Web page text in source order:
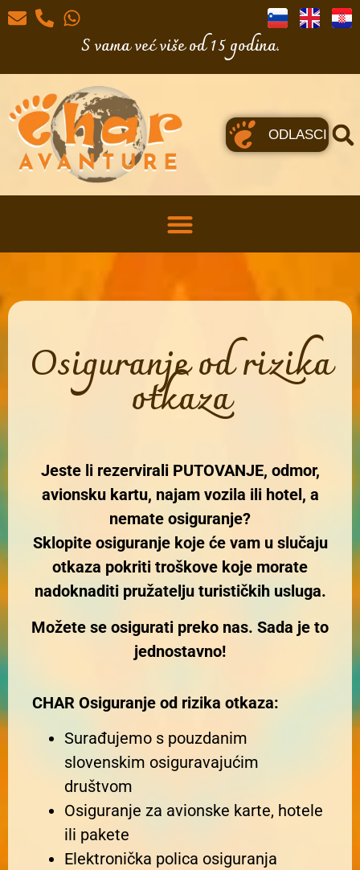
S vama već više od 15 godina.
ODLASCI
Osiguranje od rizika
otkaza
Jeste li rezervirali PUTOVANJE, odmor,
avionsku kartu, najam vozila ili hotel, a
nemate osiguranje?
Sklopite osiguranje koje će vam u slučaju
otkaza pokriti troškove koje morate
nadoknaditi pružatelju turističkih usluga.
Možete se osigurati preko nas. Sada je to
jednostavno!
CHAR Osiguranje od rizika otkaza:
Surađujemo s pouzdanim
slovenskim osiguravajućim
društvom
Osiguranje za avionske karte, hotele
ili pakete
Elektronička polica osiguranja